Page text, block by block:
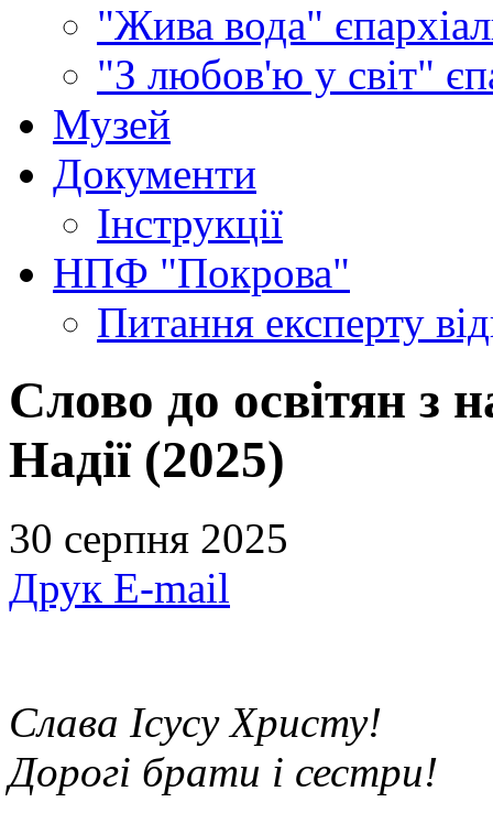
"Жива вода"
"З любов'ю у світ"
Музей
Документи
Інструкції
НПФ "Покрова"
Питання експерту
Слово до освітян з
Надії (2025)
30 серпня 2025
Друк E-mail
Слава Ісусу Христу!
Дорогі брати і сестри!